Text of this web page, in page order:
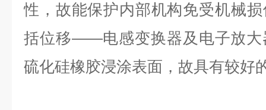
性，故能保护内部机构免受机械
括位移——电感变换器及电子放大
硫化硅橡胶浸涂表面，故具有较好